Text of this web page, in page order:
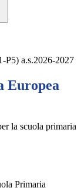
P5) a.s.2026-2027
Europea
la scuola primaria
Primaria